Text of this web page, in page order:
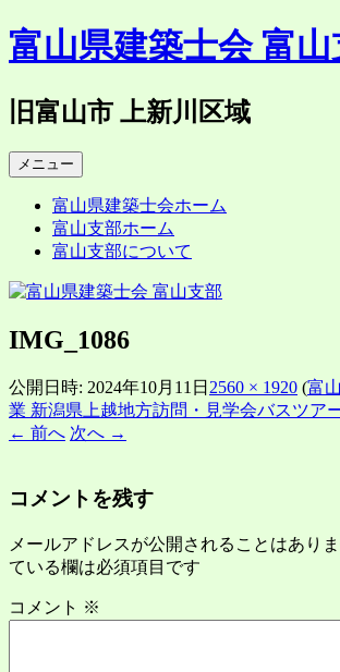
コ
ン
ン
ツ
へ
ス
富山県建築士会 富
旧富山市 上新川区域
メニュー
富山県建築士会ホーム
富山支部ホーム
富山支部について
IMG_1086
公開日時: 2024年10月11日 2560 × 1920 (富
業 新潟県上越地方訪問・見学会バスツア
← 前へ 次へ →
コメントを残す
メールアドレスが公開されることはありま
ている欄は必須項目です
コメント ※